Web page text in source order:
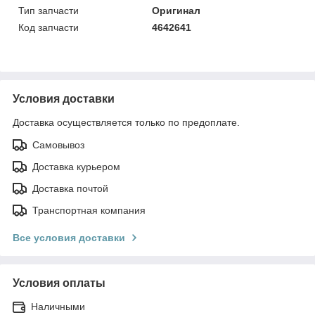
Тип запчасти
Оригинал
Код запчасти
4642641
Условия доставки
Доставка осуществляется только по предоплате.
Самовывоз
Доставка курьером
Доставка почтой
Транспортная компания
Все условия доставки
Условия оплаты
Наличными